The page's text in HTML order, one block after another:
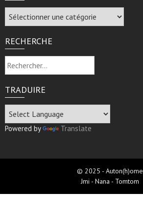
Archive
RECHERCHE
Rechercher :
TRADUIRE
Powered by Translate
© 2025 - Auton(h)ome
Jmi - Nana - Tomtom